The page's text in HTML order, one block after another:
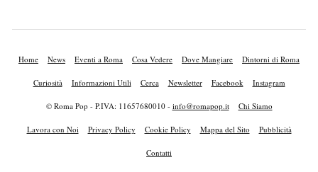
Home News Eventi a Roma Cosa Vedere Dove Mangiare Dintorni di Roma
Curiosità Informazioni Utili Cerca Newsletter Facebook Instagram
© Roma Pop - P.IVA: 11657680010 - info@romapop.it Chi Siamo
Lavora con Noi Privacy Policy Cookie Policy Mappa del Sito Pubblicità
Contatti